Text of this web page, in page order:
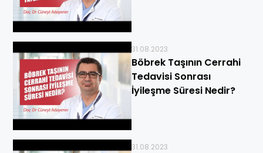
31.08.2023
Böbrek Taşının Cerrahi
Tedavisi Sonrası
İyileşme Süresi Nedir?
31.08.2023